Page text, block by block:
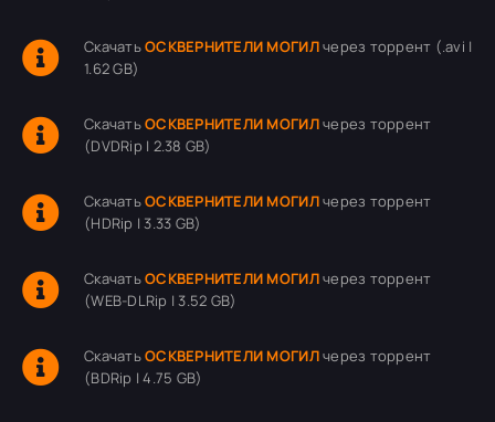
СкачатьОСКВЕРНИТЕЛИ МОГИЛчерез торрент (.avi |
1.62 GB)
СкачатьОСКВЕРНИТЕЛИ МОГИЛчерез торрент
(DVDRip | 2.38 GB)
СкачатьОСКВЕРНИТЕЛИ МОГИЛчерез торрент
(HDRip | 3.33 GB)
СкачатьОСКВЕРНИТЕЛИ МОГИЛчерез торрент
(WEB-DLRip | 3.52 GB)
СкачатьОСКВЕРНИТЕЛИ МОГИЛчерез торрент
(BDRip | 4.75 GB)